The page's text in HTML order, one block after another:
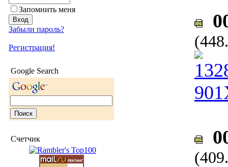
Запомнить меня
Забыли пароль?
Регистрация!
Google Search
Счетчик